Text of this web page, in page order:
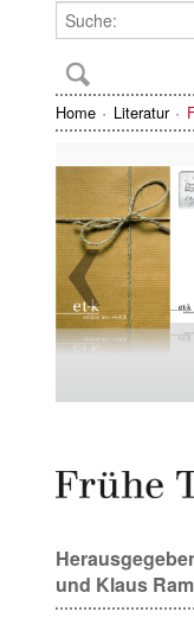
Home Literatur
und Klaus